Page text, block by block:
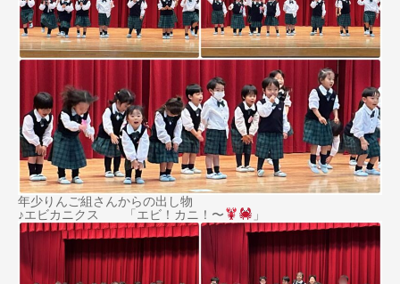
年少りんご組さんからの出し物
♪エビカニクス 「エビ！カニ！〜
」